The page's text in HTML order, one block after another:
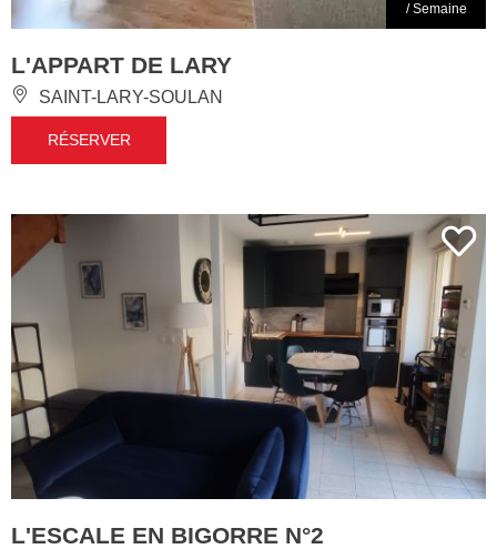
/ Semaine
L'APPART DE LARY
SAINT-LARY-SOULAN
RÉSERVER
L'ESCALE EN BIGORRE N°2